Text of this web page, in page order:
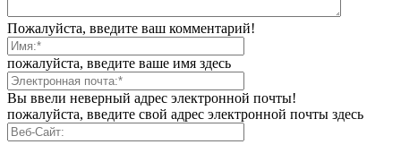
Пожалуйста, введите ваш комментарий!
пожалуйста, введите ваше имя здесь
Вы ввели неверный адрес электронной почты!
пожалуйста, введите свой адрес электронной почты здесь